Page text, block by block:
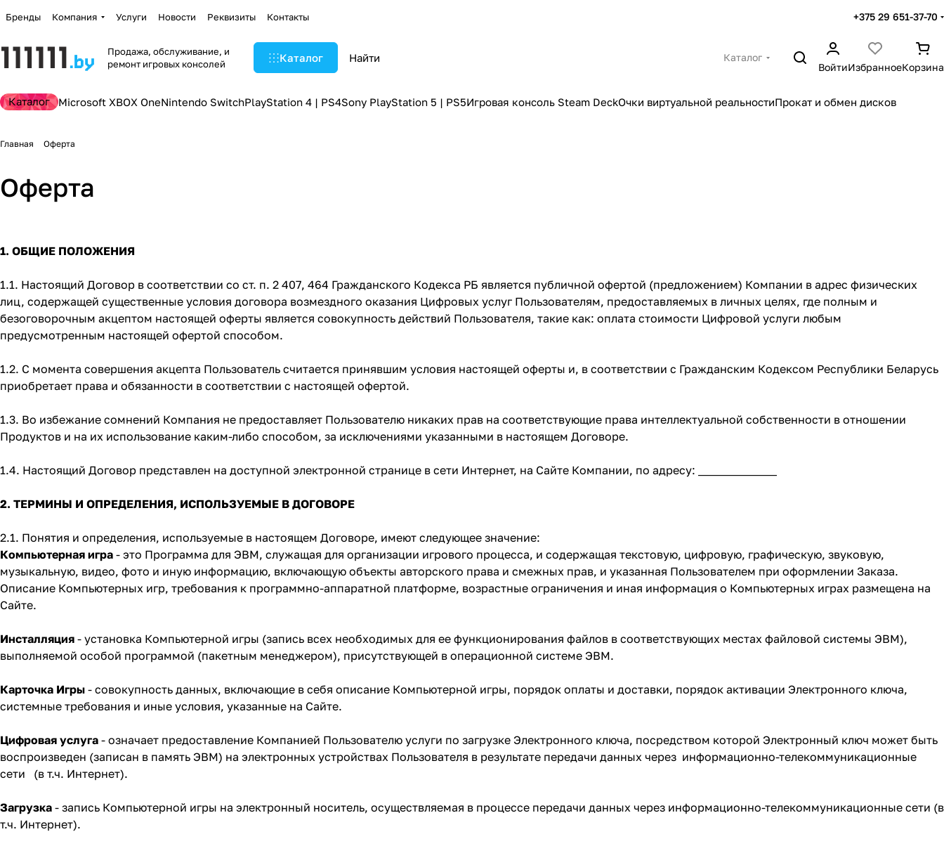
Бренды Компания Услуги Новости Реквизиты Контакты +375 29 651-37-70
Продажа, обслуживание, и
ремонт игровых консолей
Каталог
Каталог
ВойтиИзбранноеКорзина
Каталог Microsoft XBOX OneNintendo SwitchPlayStation 4 | PS4Sony PlayStation 5 | PS5Игровая консоль Steam DeckОчки виртуальной реальностиПрокат и обмен дисков
Главная Оферта
Оферта
1. ОБЩИЕ ПОЛОЖЕНИЯ
1.1. Настоящий Договор в соответствии со ст. п. 2 407, 464 Гражданского Кодекса РБ является публичной офертой (предложением) Компании в адрес физических
лиц, содержащей существенные условия договора возмездного оказания Цифровых услуг Пользователям, предоставляемых в личных целях, где полным и
безоговорочным акцептом настоящей оферты является совокупность действий Пользователя, такие как: оплата стоимости Цифровой услуги любым
предусмотренным настоящей офертой способом.
1.2. С момента совершения акцепта Пользователь считается принявшим условия настоящей оферты и, в соответствии с Гражданским Кодексом Республики Беларусь
приобретает права и обязанности в соответствии с настоящей офертой.
1.3. Во избежание сомнений Компания не предоставляет Пользователю никаких прав на соответствующие права интеллектуальной собственности в отношении
Продуктов и на их использование каким-либо способом, за исключениями указанными в настоящем Договоре.
1.4. Настоящий Договор представлен на доступной электронной странице в сети Интернет, на Сайте Компании, по адресу: ______________
2. ТЕРМИНЫ И ОПРЕДЕЛЕНИЯ, ИСПОЛЬЗУЕМЫЕ В ДОГОВОРЕ
2.1. Понятия и определения, используемые в настоящем Договоре, имеют следующее значение:
Компьютерная игра - это Программа для ЭВМ, служащая для организации игрового процесса, и содержащая текстовую, цифровую, графическую, звуковую,
музыкальную, видео, фото и иную информацию, включающую объекты авторского права и смежных прав, и указанная Пользователем при оформлении Заказа.
Описание Компьютерных игр, требования к программно-аппаратной платформе, возрастные ограничения и иная информация о Компьютерных играх размещена на
Сайте.
Инсталляция - установка Компьютерной игры (запись всех необходимых для ее функционирования файлов в соответствующих местах файловой системы ЭВМ),
выполняемой особой программой (пакетным менеджером), присутствующей в операционной системе ЭВМ.
Карточка Игры - совокупность данных, включающие в себя описание Компьютерной игры, порядок оплаты и доставки, порядок активации Электронного ключа,
системные требования и иные условия, указанные на Сайте.
Цифровая услуга - означает предоставление Компанией Пользователю услуги по загрузке Электронного ключа, посредством которой Электронный ключ может быть
воспроизведен (записан в память ЭВМ) на электронных устройствах Пользователя в результате передачи данных через информационно-телекоммуникационные
сети (в т.ч. Интернет).
Загрузка - запись Компьютерной игры на электронный носитель, осуществляемая в процессе передачи данных через информационно-телекоммуникационные сети (в
т.ч. Интернет).